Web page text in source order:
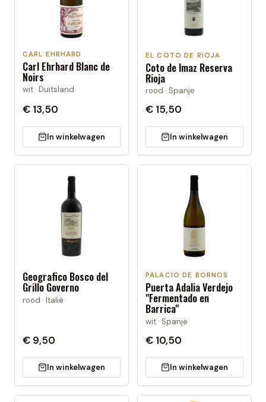
CARL EHRHARD
Carl Ehrhard Blanc de
Noirs
wit · Duitsland
€ 13,50
In winkelwagen
EL COTO DE RIOJA
Coto de Imaz Reserva
Rioja
rood · Spanje
€ 15,50
In winkelwagen
Geografico Bosco del
Grillo Governo
rood · Italië
€ 9,50
In winkelwagen
PALACIO DE BORNOS
Puerta Adalia Verdejo
"Fermentado en
Barrica"
wit · Spanje
€ 10,50
In winkelwagen